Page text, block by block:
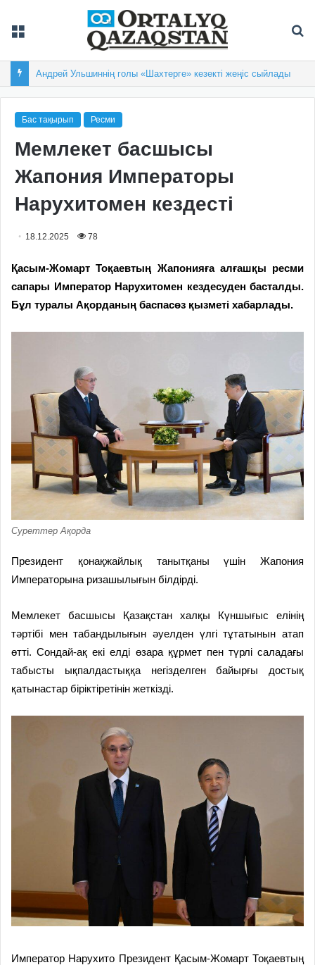
Андрей Ульшиннің голы «Шахтерге» кезекті жеңіс сыйлады
Бас тақырып Ресми
Мемлекет басшысы
Жапония Императоры
Нарухитомен кездесті
18.12.2025 78
Қасым-Жомарт Тоқаевтың Жапонияға алғашқы ресми
сапары Император Нарухитомен кездесуден басталды.
Бұл туралы Ақорданың баспасөз қызметі хабарлады.
Суреттер Ақорда
Президент қонақжайлық танытқаны үшін Жапония
Императорына ризашылығын білдірді.
Мемлекет басшысы Қазақстан халқы Күншығыс елінің
тәртібі мен табандылығын әуелден үлгі тұтатынын атап
өтті. Сондай-ақ екі елді өзара құрмет пен түрлі саладағы
табысты ықпалдастыққа негізделген байырғы достық
қатынастар біріктіретінін жеткізді.
Император Нарухито Президент Қасым-Жомарт Тоқаевтың